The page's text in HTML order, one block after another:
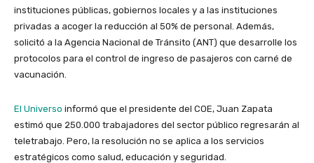
instituciones públicas, gobiernos locales y a las instituciones
privadas a acoger la reducción al 50% de personal. Además,
solicitó a la Agencia Nacional de Tránsito (ANT) que desarrolle los
protocolos para el control de ingreso de pasajeros con carné de
vacunación.
El Universo informó que el presidente del COE, Juan Zapata
estimó que 250.000 trabajadores del sector público regresarán al
teletrabajo. Pero, la resolución no se aplica a los servicios
estratégicos como salud, educación y seguridad.